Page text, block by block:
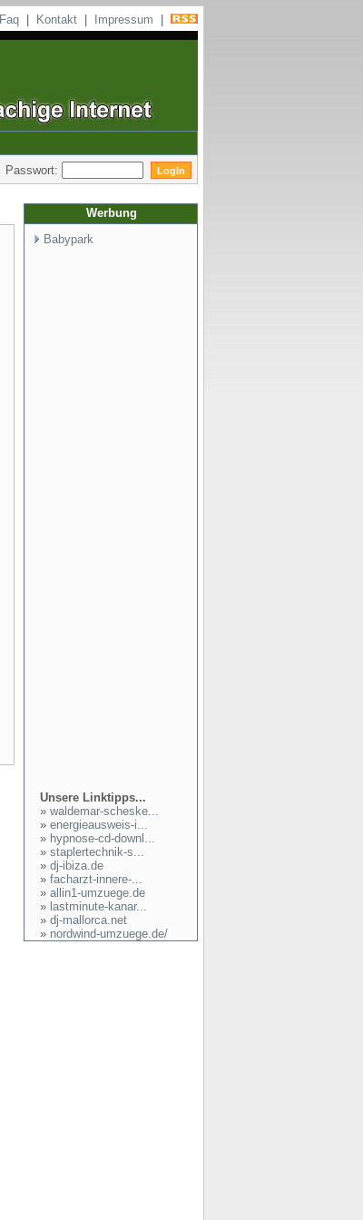
Faq Kontakt Impressum
Passwort:
Werbung
Babypark
Unsere Linktipps...
» waldemar-scheske...
» energieausweis-i...
» hypnose-cd-downl...
» staplertechnik-s...
» dj-ibiza.de
» facharzt-innere-...
» allin1-umzuege.de
» lastminute-kanar...
» dj-mallorca.net
» nordwind-umzuege.de/